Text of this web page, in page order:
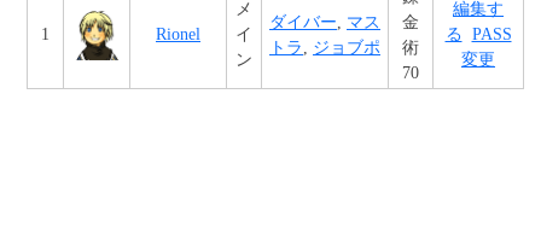
1 Rionel
メ
イ
ン
ダイバー, マス
トラ , ジョブポ
金
術
70
編集す
る PASS
変更